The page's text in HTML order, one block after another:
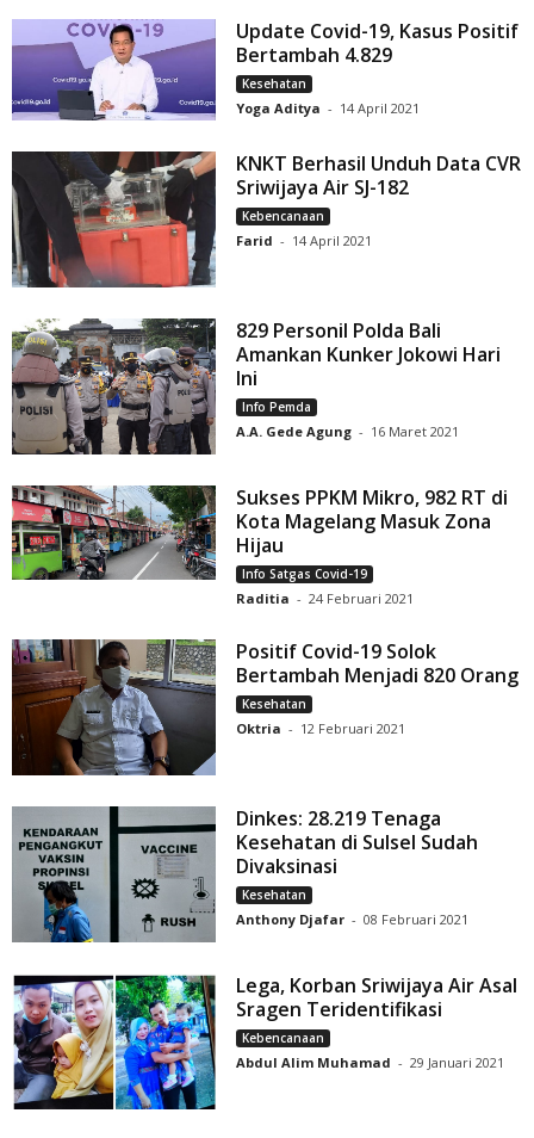
Update Covid-19, Kasus Positif
Bertambah 4.829
Kesehatan
Yoga Aditya - 14 April 2021
KNKT Berhasil Unduh Data CVR
Sriwijaya Air SJ-182
Kebencanaan
Farid - 14 April 2021
829 Personil Polda Bali
Amankan Kunker Jokowi Hari
Ini
Info Pemda
A.A. Gede Agung - 16 Maret 2021
Sukses PPKM Mikro, 982 RT di
Kota Magelang Masuk Zona
Hijau
Info Satgas Covid-19
Raditia - 24 Februari 2021
Positif Covid-19 Solok
Bertambah Menjadi 820 Orang
Kesehatan
Oktria - 12 Februari 2021
Dinkes: 28.219 Tenaga
Kesehatan di Sulsel Sudah
Divaksinasi
Kesehatan
Anthony Djafar - 08 Februari 2021
Lega, Korban Sriwijaya Air Asal
Sragen Teridentifikasi
Kebencanaan
Abdul Alim Muhamad - 29 Januari 2021